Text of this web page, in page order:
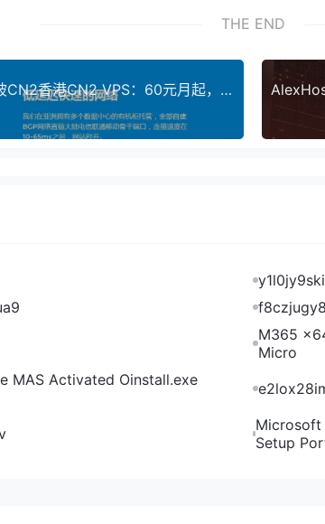
硬盘 2*1TB SSD硬盘 2*1TB SSD硬盘 6TB月流
站 79.99美元/月 149.99美元/月 179.99美元/月
THE END
kvmla日本软银新加坡CN2香港CN2 VPS：60元月起，支持支付宝USDT，可选Windows系统
M365
Micro
MAS Activated Oinstall.exe
Microsoft
Setup